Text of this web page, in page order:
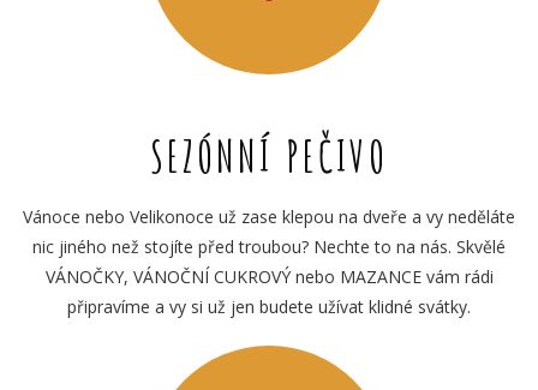
SEZÓNNÍ PEČIVO
Vánoce nebo Velikonoce už zase klepou na dveře a vy neděláte
nic jiného než stojíte před troubou? Nechte to na nás. Skvělé
VÁNOČKY, VÁNOČNÍ CUKROVÝ nebo MAZANCE vám rádi
připravíme a vy si už jen budete užívat klidné svátky.